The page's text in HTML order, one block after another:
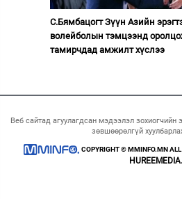
С.Бямбацогт Зүүн Азийн
волейболын тэмцээнд
тамирчдад амжилт хүслээ
Веб сайтад агуулагдсан мэдээлэл зохиогчийн
зөвшөөрөлгүй
COPYRIGHT © MMINFO.MN ALL
HUREEMEDIA.